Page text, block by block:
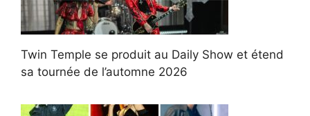
Twin Temple se produit au Daily Show et étend
sa tournée de l’automne 2026